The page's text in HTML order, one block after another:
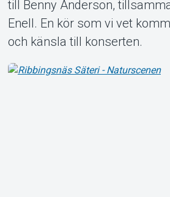
till Benny Anderson,
Enell. En kör som vi vet
och känsla till konserten.